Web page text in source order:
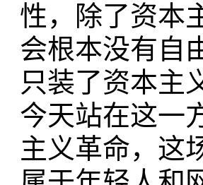
性，除了资本
会根本没有自
只装了资本主
今天站在这一
主义革命，这